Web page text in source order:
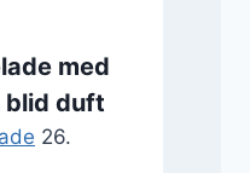
med
blid duft
26.